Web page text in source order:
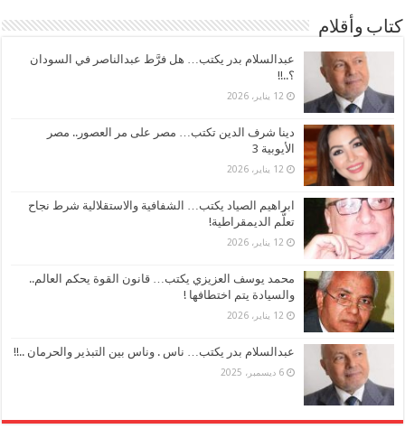
كتاب وأقلام
عبدالسلام بدر يكتب… هل فرَّط عبدالناصر في السودان
؟..!!
12 يناير، 2026
دينا شرف الدين تكتب… مصر على مر العصور.. مصر
الأيوبية 3
12 يناير، 2026
ابراهيم الصياد يكتب… الشفافية والاستقلالية شرط نجاح
تعلُّم الديمقراطية!
12 يناير، 2026
محمد يوسف العزيزي يكتب… قانون القوة يحكم العالم..
والسيادة يتم اختطافها !
12 يناير، 2026
عبدالسلام بدر يكتب… ناس . وناس بين التبذير والحرمان ..!!
6 ديسمبر، 2025